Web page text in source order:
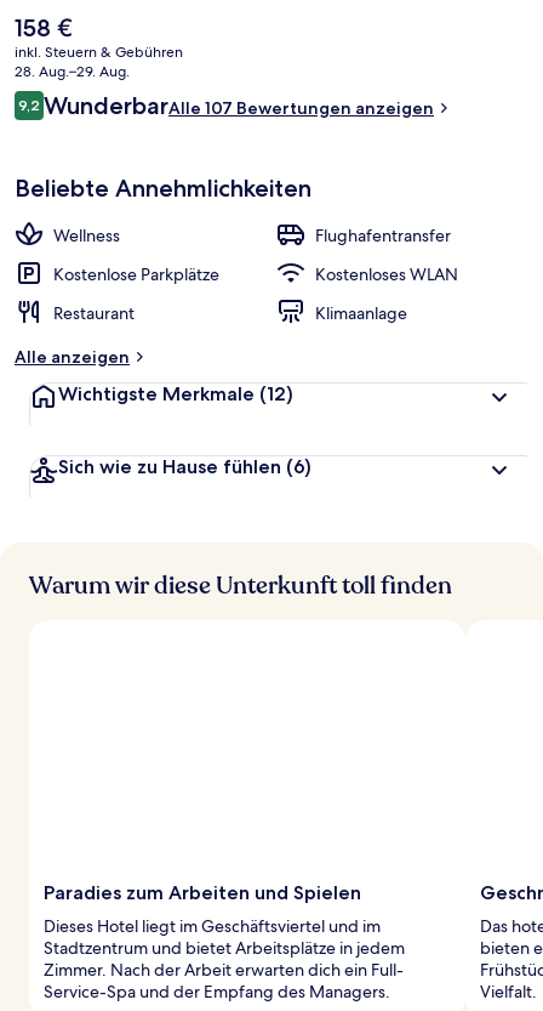
Der
aktuelle
Preis
beträgt
158 €.
158 €
inkl. Steuern & Gebühren
28. Aug.–29. Aug.
Bewertungen
9,29,2 von 10.
WunderbarAlle 107 Bewertungen anzeigen
Beliebte Annehmlichkeiten
Wellness
Flughafentransfer
Kostenlose Parkplätze
Kostenloses WLAN
Restaurant
Klimaanlage
Alle anzeigen
Wichtigste Merkmale (12)
Sich wie zu Hause fühlen (6)
Warum wir diese Unterkunft toll finden
Paradies zum Arbeiten und Spielen
Dieses Hotel liegt im Geschäftsviertel und im
Stadtzentrum und bietet Arbeitsplätze in jedem
Zimmer. Nach der Arbeit erwarten dich ein Full-
Service-Spa und der Empfang des Managers.
Das
bieten
Vielfalt.